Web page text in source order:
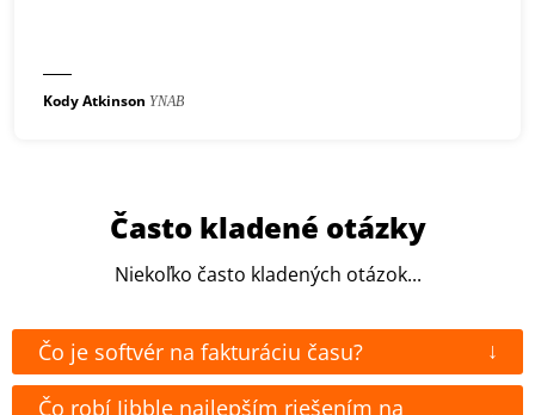
Kody Atkinson YNAB
Často kladené otázky
Niekoľko často kladených otázok...
Čo je softvér na fakturáciu času? ↓
Čo robí Jibble najlepším riešením na